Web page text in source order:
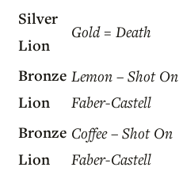
Silver
Lion
Gold = Death
Bronze
Lion
Lemon – Shot On
Faber-Castell
Bronze
Lion
Coffee – Shot On
Faber-Castell